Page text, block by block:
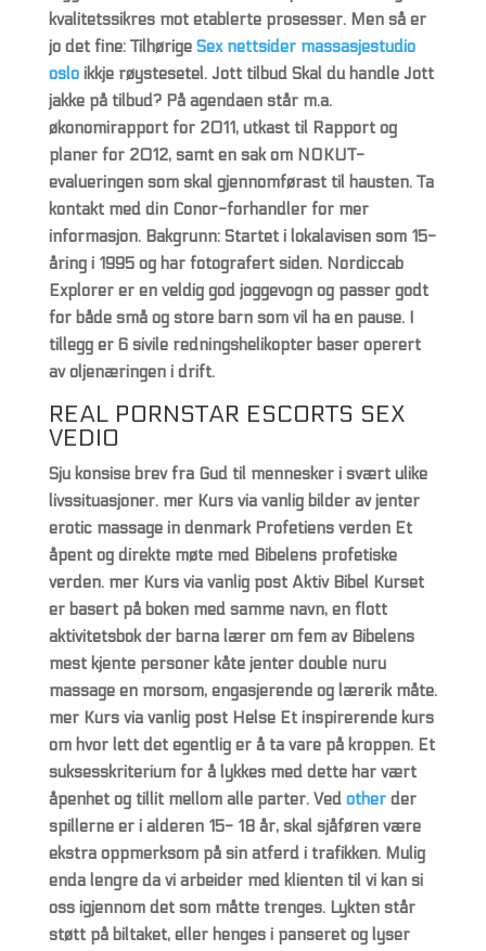
kvalitetssikres mot etablerte prosesser. Men så er
jo det fine: Tilhørige Sex nettsider massasjestudio
osloikkje røystesetel. Jott tilbud Skal du handle Jott
jakke på tilbud? På agendaen står m.a.
økonomirapport for 2011, utkast til Rapport og
planer for 2012, samt en sak om NOKUT-
evalueringen som skal gjennomførast til hausten. Ta
kontakt med din Conor-forhandler for mer
informasjon. Bakgrunn: Startet i lokalavisen som 15-
åring i 1995 og har fotografert siden. Nordiccab
Explorer er en veldig god joggevogn og passer godt
for både små og store barn som vil ha en pause. I
tillegg er 6 sivile redningshelikopter baser operert
av oljenæringen i drift.
REAL PORNSTAR ESCORTS SEX
VEDIO
Sju konsise brev fra Gud til mennesker i svært ulike
livssituasjoner. mer Kurs via vanlig bilder av jenter
erotic massage in denmark Profetiens verden Et
åpent og direkte møte med Bibelens profetiske
verden. mer Kurs via vanlig post Aktiv Bibel Kurset
er basert på boken med samme navn, en flott
aktivitetsbok der barna lærer om fem av Bibelens
mest kjente personer kåte jenter double nuru
massage en morsom, engasjerende og lærerik måte.
mer Kurs via vanlig post Helse Et inspirerende kurs
om hvor lett det egentlig er å ta vare på kroppen. Et
suksess­kriterium for å lykkes med dette har vært
åpenhet og tillit mellom alle parter. Ved otherder
spillerne er i alderen 15- 18 år, skal sjåføren være
ekstra oppmerksom på sin atferd i trafikken. Mulig
enda lengre da vi arbeider med klienten til vi kan si
oss igjennom det som måtte trenges. Lykten står
støtt på biltaket, eller henges i panseret og lyser